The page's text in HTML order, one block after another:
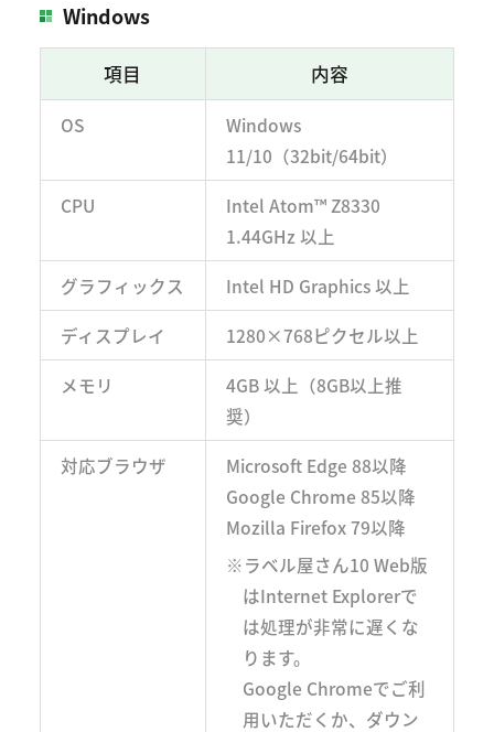
Windows
項目 内容
OS
Windows
11/10（32bit/64bit）
CPU
Intel Atom™ Z8330
1.44GHz 以上
グラフィックス Intel HD Graphics 以上
ディスプレイ 1280×768ピクセル以上
メモリ
4GB 以上（8GB以上推
奨）
対応ブラウザ
Microsoft Edge 88以降
Google Chrome 85以降
Mozilla Firefox 79以降
※ラベル屋さん10 Web版
はInternet Explorerで
は処理が非常に遅くな
ります。
Google Chromeでご利
用いただくか、ダウン